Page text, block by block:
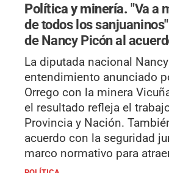
Política y minería."Va a
de todos los
de Nancy Picón al
La diputada nacional
entendimiento anunciado
Orrego con la minera
el resultado refleja el
Provincia y Nación.
acuerdo con la seguridad
marco normativo para